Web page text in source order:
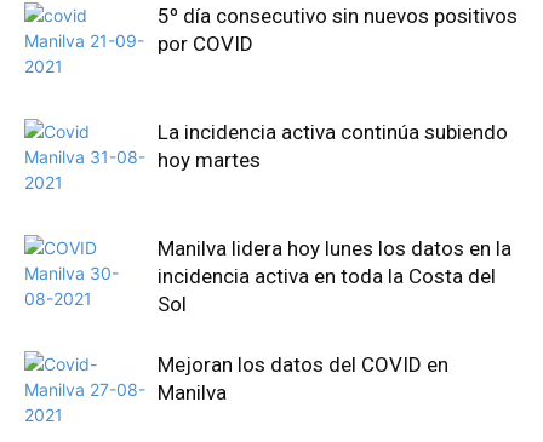
5º día consecutivo sin nuevos positivos
por COVID
La incidencia activa continúa subiendo
hoy martes
Manilva lidera hoy lunes los datos en la
incidencia activa en toda la Costa del
Sol
Mejoran los datos del COVID en
Manilva